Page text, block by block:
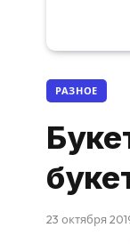
РАЗНОЕ
23 октября